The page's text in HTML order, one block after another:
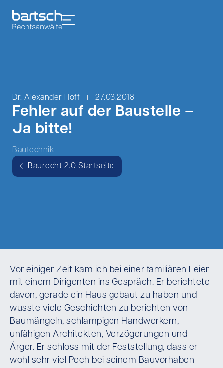
Dr. Alexander Hoff 27.03.2018
Fehler auf der Baustelle –
Ja bitte!
Bautechnik
Baurecht 2.0 Startseite
Vor einiger Zeit kam ich bei einer familiären Feier
mit einem Dirigenten ins Gespräch. Er berichtete
davon, gerade ein Haus gebaut zu haben und
wusste viele Geschichten zu berichten von
Baumängeln, schlampigen Handwerkern,
unfähigen Architekten, Verzögerungen und
Ärger. Er schloss mit der Feststellung, dass er
wohl sehr viel Pech bei seinem Bauvorhaben